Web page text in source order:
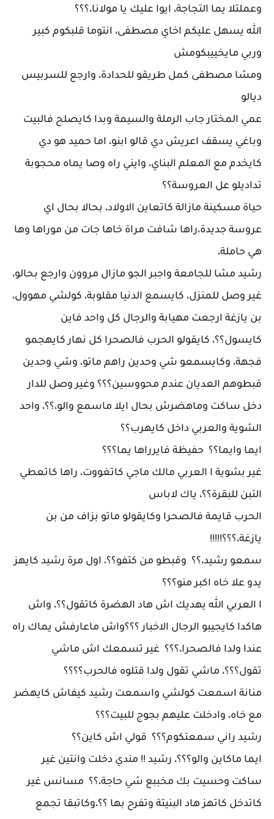
وعملتلا يما التجاجة، ايوا عليك يا مولانا،؟؟؟
الله يسهل عليكم اخاي مصطفى، انتوما قلبكوم كبير
وربي مايخييبكومش
ومشا مصطفى كمل طريقو للحدادة، وارجع للسربيس
ديالو
عمي المختار جاب الرملة والسيمة وبدا كايصلح فالبيت
وباغي يسقف اعريش دي قالو ابنو، اما حميد هو دي
كايخدم مع المعلم البناي، وايني راه وصا يماه محجوبة
تداديلو عل العروسة؟؟
حياة مسكينة مازالة كاتعاين الاولاد، بحالا بحال اي
عروسة جديدة،راها شافت مراة خاها جات من موراها وها
هي حاملة،
رشيد مشا للجامعة واجبر الجو مازال مروون وارجع بحالو،
غير وصل للمنزل، كايسمع الدنيا مقلوبة، كولشي مهوول،
بن يازغة ارجعت مهيابة والرجال كل واحد فاين
كايسول؟؟، كايقولو الحرب فالصحرا كل نهار كايهجمو
فجهة، وكايسمعو شي وحدين راهم ماتو، وشي وحدين
قبطوهم العديان عندم محووسين؟؟؟ وغير وصل للدار
دخل ساكت وماهضرش بحال ايلا ماسمع والو،؟؟، واحد
الشوية والعربي داخل كايهرب؟؟
ايما وايما؟؟ حفيظة فايرراها يما؟؟؟
غير بشوية ا العربي مالك ماجي كاتغووت، راها كاتعطي
التبن للبقرة؟؟، ياك لاباس
الحرب قايمة فالصحرا وكايقولو ماتو بزاف من بن
يازغة،؟؟؟!!!!!
سمعو رشيد،؟؟ وقبطو من كتفو؟؟، اول مرة رشيد كايهز
يدو علا خاه اكبر منو؟؟؟
ا العربي الله يهديك اش هاد الهضرة كاتقول؟؟، واش
هاكدا كايجيبو الرجال الاخبار ؟؟؟واش ماعارفش يماك راه
عندا ولدا فالصحرا،؟؟؟ غير تسمعك اش ماشي
تقول؟؟؟، ماشي تقول ولدا قتلوه فالحرب؟؟؟؟
منانة اسمعت كولشي واسمعت رشيد كيفاش كايهضر
مع خاه، وادخلت عليهم بجوج للبيت؟؟؟
رشيد راني سمعتكوم؟؟؟ قولي اش كاين؟؟
ايما ماكاين والو؟؟؟، رشيد !! مندي دخلت وانتين غير
ساكت وحسيت بك مخببع شي حاجة،؟؟ مسانس غير
كاتدخل كاتهز هاد البنيتة وتفرح بها ؟؟،وكاتبقا تجمع